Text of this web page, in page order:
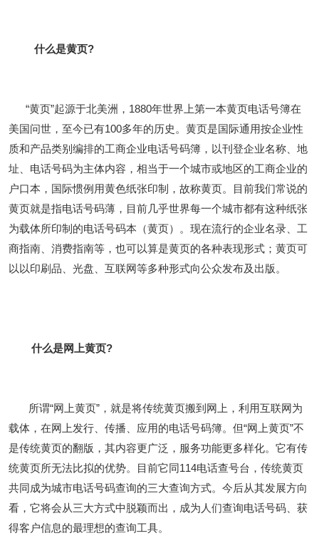
什么是黄页?
“黄页”起源于北美洲，1880年世界上第一本黄页电话号簿在
美国问世，至今已有100多年的历史。黄页是国际通用按企业性
质和产品类别编排的工商企业电话号码簿，以刊登企业名称、地
址、电话号码为主体内容，相当于一个城市或地区的工商企业的
户口本，国际惯例用黄色纸张印制，故称黄页。目前我们常说的
黄页就是指电话号码薄，目前几乎世界每一个城市都有这种纸张
为载体所印制的电话号码本（黄页）。现在流行的企业名录、工
商指南、消费指南等，也可以算是黄页的各种表现形式；黄页可
以以印刷品、光盘、互联网等多种形式向公众发布及出版。
什么是网上黄页?
所谓“网上黄页”，就是将传统黄页搬到网上，利用互联网为
载体，在网上发行、传播、应用的电话号码簿。但“网上黄页”不
是传统黄页的翻版，其内容更广泛，服务功能更多样化。它有传
统黄页所无法比拟的优势。目前它同114电话查号台，传统黄页
共同成为城市电话号码查询的三大查询方式。今后从其发展方向
看，它将会从三大方式中脱颖而出，成为人们查询电话号码、获
得客户信息的最理想的查询工具。